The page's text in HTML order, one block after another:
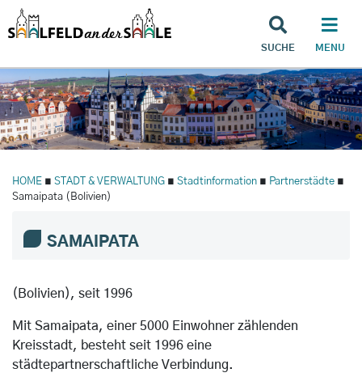
SUCHE MENU
HOME ∎ STADT & VERWALTUNG ∎ Stadtinformation ∎ Partnerstädte ∎
Samaipata (Bolivien)
SAMAIPATA
(Bolivien), seit 1996
Mit Samaipata, einer 5000 Einwohner zählenden
Kreisstadt, besteht seit 1996 eine
städtepartnerschaftliche Verbindung.